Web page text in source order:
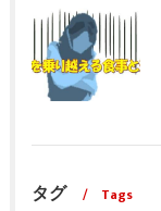
タグ Tags